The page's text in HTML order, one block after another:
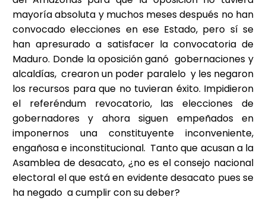
mayoría absoluta y muchos meses después no han
convocado elecciones en ese Estado, pero sí se
han apresurado a satisfacer la convocatoria de
Maduro. Donde la oposición ganó gobernaciones y
alcaldías, crearon un poder paralelo y les negaron
los recursos para que no tuvieran éxito. Impidieron
el referéndum revocatorio, las elecciones de
gobernadores y ahora siguen empeñados en
imponernos una constituyente inconveniente,
engañosa e inconstitucional. Tanto que acusan a la
Asamblea de desacato, ¿no es el consejo nacional
electoral el que está en evidente desacato pues se
ha negado a cumplir con su deber?